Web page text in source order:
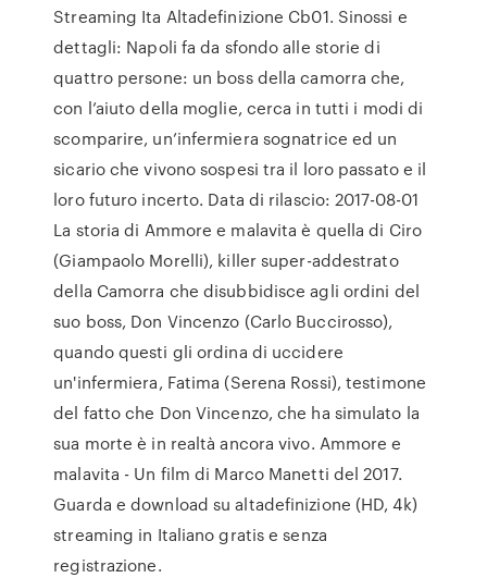
Streaming Ita Altadefinizione Cb01. Sinossi e
dettagli: Napoli fa da sfondo alle storie di
quattro persone: un boss della camorra che,
con l’aiuto della moglie, cerca in tutti i modi di
scomparire, un’infermiera sognatrice ed un
sicario che vivono sospesi tra il loro passato e il
loro futuro incerto. Data di rilascio: 2017-08-01
La storia di Ammore e malavita è quella di Ciro
(Giampaolo Morelli), killer super-addestrato
della Camorra che disubbidisce agli ordini del
suo boss, Don Vincenzo (Carlo Buccirosso),
quando questi gli ordina di uccidere
un'infermiera, Fatima (Serena Rossi), testimone
del fatto che Don Vincenzo, che ha simulato la
sua morte è in realtà ancora vivo. Ammore e
malavita - Un film di Marco Manetti del 2017.
Guarda e download su altadefinizione (HD, 4k)
streaming in Italiano gratis e senza
registrazione.